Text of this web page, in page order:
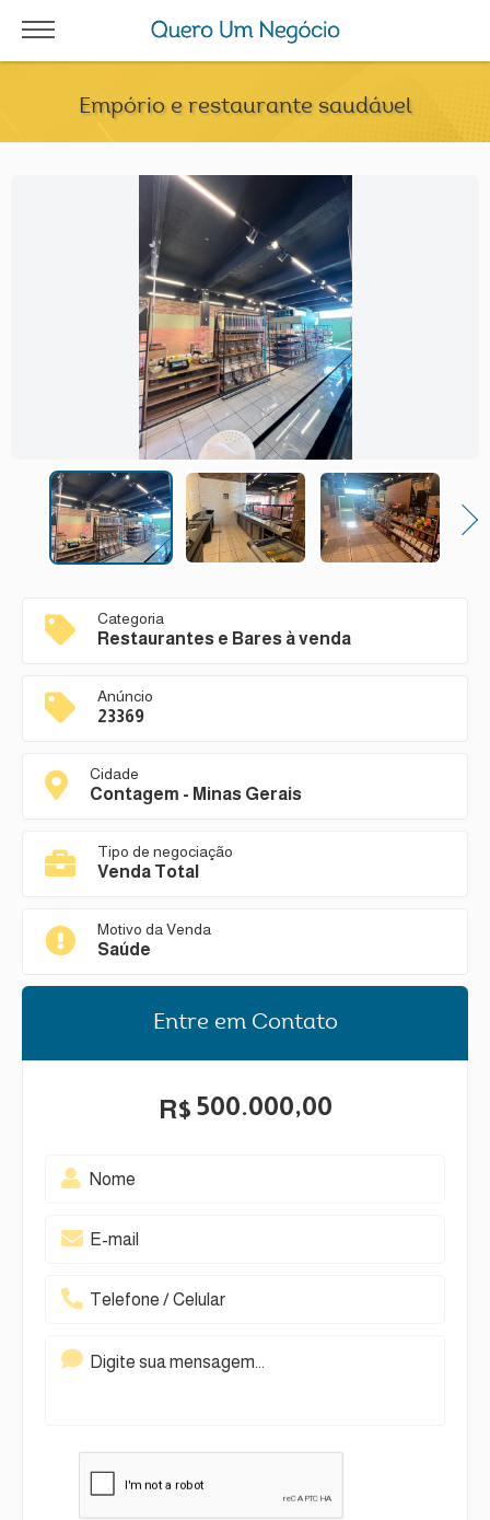
Empório e restaurante saudável
Next
Categoria
Restaurantes e Bares à venda
Anúncio
23369
Cidade
Contagem - Minas Gerais
Tipo de negociação
Venda Total
Motivo da Venda
Saúde
Entre em Contato
R$ 500.000,00